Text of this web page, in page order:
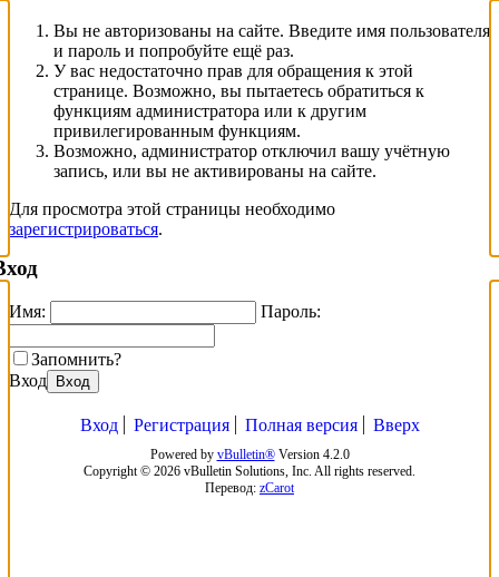
Вы не авторизованы на сайте. Введите имя пользователя
и пароль и попробуйте ещё раз.
У вас недостаточно прав для обращения к этой
странице. Возможно, вы пытаетесь обратиться к
функциям администратора или к другим
привилегированным функциям.
Возможно, администратор отключил вашу учётную
запись, или вы не активированы на сайте.
Для просмотра этой страницы необходимо
зарегистрироваться.
Имя: Пароль:
Запомнить?
Вход
Вход
Вход Регистрация Полная версия Вверх
Powered by vBulletin®Version 4.2.0
Copyright © 2026 vBulletin Solutions, Inc. All rights reserved.
Перевод: zCarot